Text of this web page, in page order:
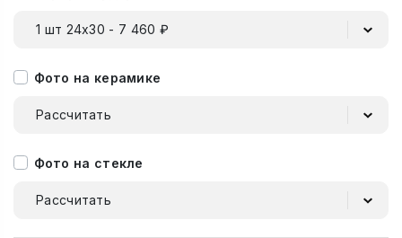
1 шт 24х30 - 7 460 ₽
Фото на керамике
Рассчитать
Фото на стекле
Рассчитать